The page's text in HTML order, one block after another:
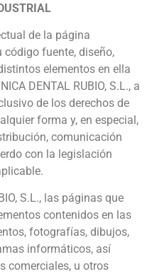
de la página
fuente, diseño,
elementos en ella
DENTAL RUBIO, S.L., a
de los derechos de
forma y, en especial,
comunicación
con la legislación
S.L., las páginas que
contenidos en las
fotografías, dibujos,
informáticos, así
comerciales, u otros